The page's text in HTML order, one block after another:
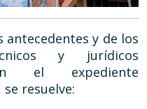
antecedentes y de los
y jurídicos
el expediente
resuelve: